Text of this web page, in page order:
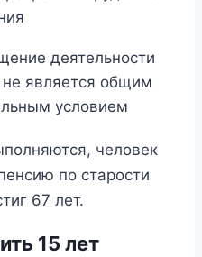
деятельности
является общим
условием
человек
по старости
67 лет.
15 лет